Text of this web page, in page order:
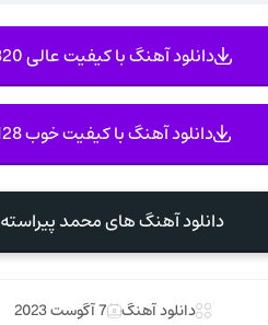
دانلود آهنگ با کیفیت عالی 320
دانلود آهنگ با کیفیت خوب 128
دانلود آهنگ های محمد پیراسته
دانلود آهنگ 7 آگوست 2023